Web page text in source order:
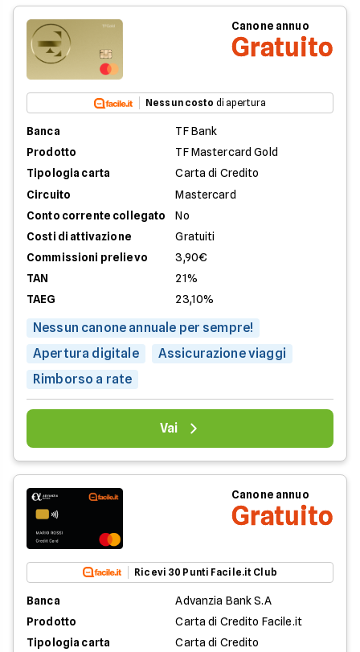
Canone annuo
Gratuito
Nessun costo di apertura
Banca
TF Bank
Prodotto
TF Mastercard Gold
Tipologia carta
Carta di Credito
Circuito
Mastercard
Conto corrente collegato
No
Costi di attivazione
Gratuiti
Commissioni prelievo
3,90€
TAN
21%
TAEG
23,10%
Nessun canone annuale per sempre!
Apertura digitale
Assicurazione viaggi
Rimborso a rate
Vai
Canone annuo
Gratuito
Ricevi 30 Punti Facile.it Club
Banca
Advanzia Bank S.A
Prodotto
Carta di Credito Facile.it
Tipologia carta
Carta di Credito